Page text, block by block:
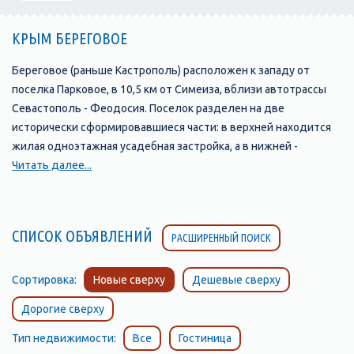
КРЫМ БЕРЕГОВОЕ
Береговое (раньше Кастрополь) расположен к западу от
поселка Парковое, в 10,5 км от Симеиза, вблизи автотрассы
Севастополь - Феодосия. Поселок разделен на две
исторически сформировавшиеся части: в верхней находится
жилая одноэтажная усадебная застройка, а в нижней -
приморская курортная зона.
живописному виду скала объявлена памятником природы и
находится под охраной государства. Наибольше впечатление
поднимается на высоту 120 метров и образует мыс. Скала
сложена из спилитовых и кератоспилитовых порфиритов,
переслаивающихся туфов, с включениями из обломков
изверженных пород.
Читать далее...
СПИСОК ОБЪЯВЛЕНИЙ РАСШИРЕННЫЙ ПОИСК
Сортировка: Новые сверху Дешевые сверху
Дорогие сверху
Тип недвижимости: Все Гостиница